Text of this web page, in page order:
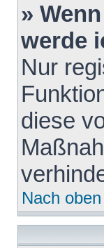
»
werde
Nur
diese
Nach oben